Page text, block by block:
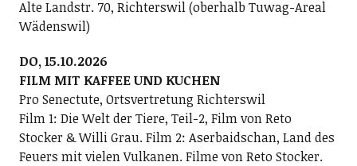
Alte Landstr. 70, Richterswil (oberhalb Tuwag-Areal
Wädenswil)
DO, 15.10.2026
FILM MIT KAFFEE UND KUCHEN
Pro Senectute, Ortsvertretung Richterswil
Film 1: Die Welt der Tiere, Teil-2, Film von Reto
Stocker & Willi Grau. Film 2: Aserbaidschan, Land des
Feuers mit vielen Vulkanen. Filme von Reto Stocker.